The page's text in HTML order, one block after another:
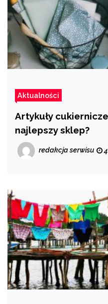
Aktualności
Artykuły
najlepszy sklep?
redakcja serwisu